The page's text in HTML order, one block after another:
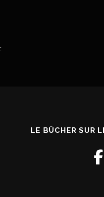
LE BÛCHER SUR